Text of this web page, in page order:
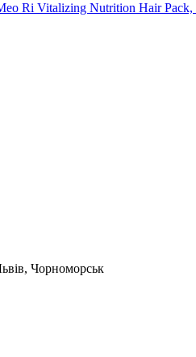
Ri Vitalizing Nutrition Hair
Чорноморськ